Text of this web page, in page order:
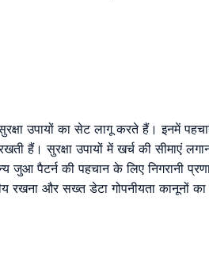
उपायों का सेट लागू करते हैं। इनमें
हैं। सुरक्षा उपायों में खर्च की सीमाएं
जुआ पैटर्न की पहचान के लिए निगरानी
रखना और सख्त डेटा गोपनीयता कानूनों